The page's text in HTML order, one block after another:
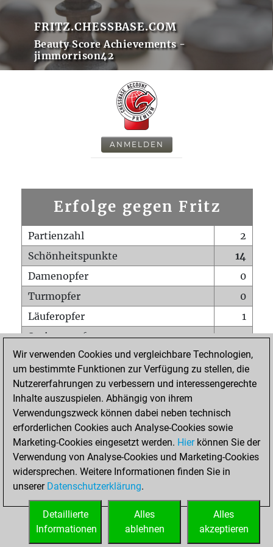
FRITZ.CHESSBASE.COM
Beauty Score Achievements -
jimmorrison42
ANMELDEN
Erfolge gegen Fritz
Partienzahl
2
Schönheitspunkte
14
Damenopfer
0
Turmopfer
0
Läuferopfer
1
Springeropfer
0
Bauernopfer
0
Matt auf vollem Brett
0
Bauer setzt Matt
Erstickte Matts
Unterverwandlungen
0
Türme auf der siebten
0
STARTSEITE
Wir verwenden Cookies und vergleichbare Technologien,
um bestimmte Funktionen zur Verfügung zu stellen, die
Nutzererfahrungen zu verbessern und interessengerechte
Inhalte auszuspielen. Abhängig von ihrem
Verwendungszweck können dabei neben technisch
erforderlichen Cookies auch Analyse-Cookies sowie
Marketing-Cookies eingesetzt werden. Hierkönnen Sie der
Verwendung von Analyse-Cookies und Marketing-Cookies
widersprechen. Weitere Informationen finden Sie in
unserer Datenschutzerklärung.
Alles
akzeptieren
Alles
ablehnen
Detaillierte
Informationen